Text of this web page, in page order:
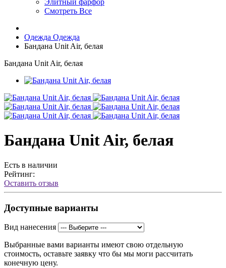
Элитный фарфор
Смотреть Все
Одежда Одежда
Бандана Unit Air, белая
Бандана Unit Air, белая
Бандана Unit Air, белая
Есть в наличии
Рейтинг:
Оставить отзыв
Доступные варианты
Вид нанесения
Выбранные вами варианты имеют свою отдельную
стоимость, оставьте заявку что бы мы моги рассчитать
конечную цену.